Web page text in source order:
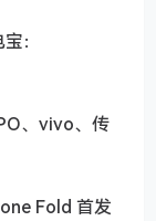
：
、vivo、传
Fold 首发